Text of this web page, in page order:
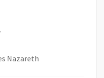
Nazareth